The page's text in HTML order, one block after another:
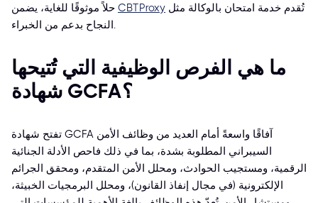
تُقدم خدمة امتحان بالوكالة مثل CBTProxy حلاً موثوقًا للغاية، يضمن
النجاح بدعم من الخبراء.
ما هي الفرص الوظيفية التي تُتيحها
شهادة GCFA؟
تفتح شهادة GCFA آفاقًا واسعةً أمام العديد من وظائف الأمن
السيبراني المطلوبة بشدة، بما في ذلك فاحص الأدلة الجنائية
الرقمية، ومستجيب الحوادث، ومحلل الأمن المتقدم، ومحقق الجرائم
الإلكترونية (في مجال إنفاذ القانون)، ومحلل البرمجيات الخبيثة،